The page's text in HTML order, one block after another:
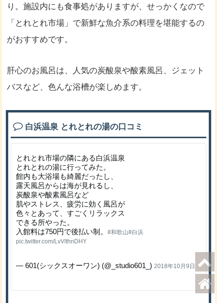
り。施設内にも食事処がありますが、せっかくなので
「とれとれ市場」で新鮮な魚介系の料理を堪能するの
がおすすめです。
肝心のお風呂は、人気の炭酸泉や酸素風呂、ジェット
バスなど、色んな浴槽が楽しめます。
白浜温泉 とれとれの湯の口コミ
とれとれ市場の隣にある白浜温泉
とれとれの湯に行ってみた。
館内も大浴場も綺麗だったし、
露天風呂からは海が見れるし、
炭酸泉や酸素風呂など
肌やストレス、疲労に効く風呂が
色々とあって、すごくリラックス
できる所やった。
入館料は750円で後払い制。#和歌山#白浜
pic.twitter.com/LvVlthnDHY
— 601(シックスオーワン) (@_studio601_) 2018年10月9日